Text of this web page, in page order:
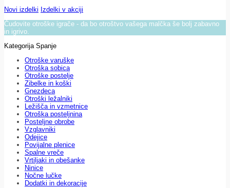
Novi izdelki Izdelki v akciji
Čudovite otroške igrače - da bo otroštvo vašega malčka še bolj zabavno
in igrivo.
Kategorija Spanje
Otroške varuške
Otroška sobica
Otroške postelje
Zibelke in koški
Gnezdeca
Otroški ležalniki
Ležišča in vzmetnice
Otroška posteljnina
Posteljne obrobe
Vzglavniki
Odejice
Povijalne plenice
Spalne vreče
Vrtiljaki in obešanke
Ninice
Nočne lučke
Dodatki in dekoracije